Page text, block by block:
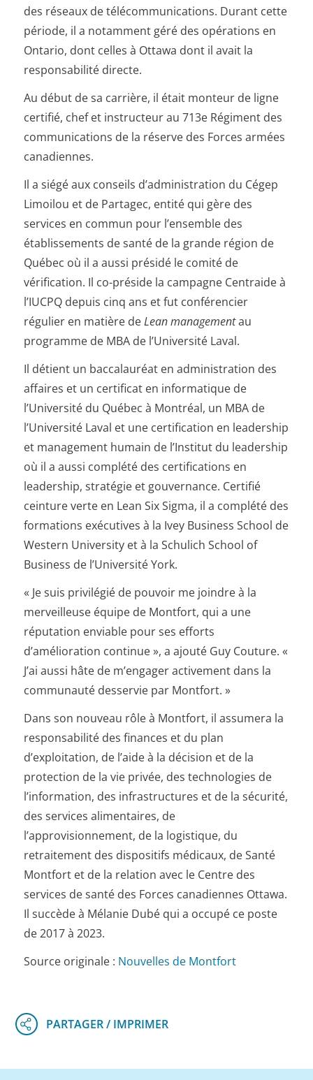
des réseaux de télécommunications. Durant cette
période, il a notamment géré des opérations en
Ontario, dont celles à Ottawa dont il avait la
responsabilité directe.
Au début de sa carrière, il était monteur de ligne
certifié, chef et instructeur au 713e Régiment des
communications de la réserve des Forces armées
canadiennes.
Il a siégé aux conseils d’administration du Cégep
Limoilou et de Partagec, entité qui gère des
services en commun pour l’ensemble des
établissements de santé de la grande région de
Québec où il a aussi présidé le comité de
vérification. Il co-préside la campagne Centraide à
l’IUCPQ depuis cinq ans et fut conférencier
régulier en matière deLean managementau
programme de MBA de l’Université Laval.
Il détient un baccalauréat en administration des
affaires et un certificat en informatique de
l’Université du Québec à Montréal, un MBA de
l’Université Laval et une certification en leadership
et management humain de l’Institut du leadership
où il a aussi complété des certifications en
leadership, stratégie et gouvernance. Certifié
ceinture verte en Lean Six Sigma, il a complété des
formations exécutives à la Ivey Business School de
Western University et à la Schulich School of
Business de l’Université York.
« Je suis privilégié de pouvoir me joindre à la
merveilleuse équipe de Montfort, qui a une
réputation enviable pour ses efforts
d’amélioration continue », a ajouté Guy Couture. «
J’ai aussi hâte de m’engager activement dans la
communauté desservie par Montfort. »
Dans son nouveau rôle à Montfort, il assumera la
responsabilité des finances et du plan
d’exploitation, de l’aide à la décision et de la
protection de la vie privée, des technologies de
l’information, des infrastructures et de la sécurité,
des services alimentaires, de
l’approvisionnement, de la logistique, du
retraitement des dispositifs médicaux, de Santé
Montfort et de la relation avec le Centre des
services de santé des Forces canadiennes Ottawa.
Il succède à Mélanie Dubé qui a occupé ce poste
de 2017 à 2023.
Source originale : Nouvelles de Montfort